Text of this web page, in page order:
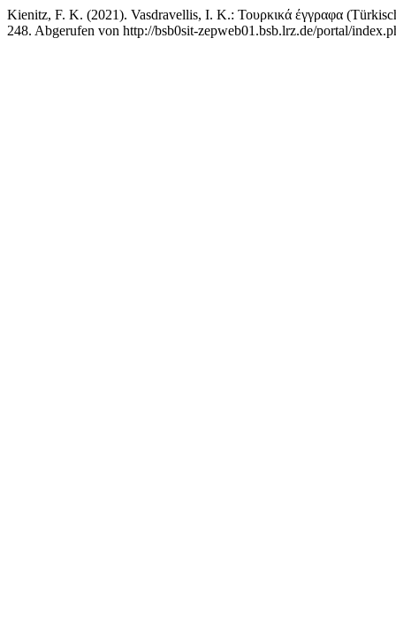
Kienitz, F. K. (2021). Vasdravellis, I. K.: Τουρκικά έγγραφα
248. Abgerufen von http://bsb0sit-zepweb01.bsb.lrz.de/portal/